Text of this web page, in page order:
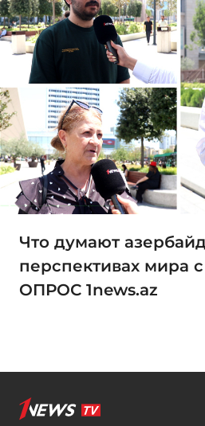
Что думают
перспективах мира
ОПРОС 1news.az